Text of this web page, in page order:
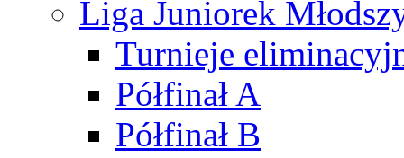
Liga Juniorek
Turnieje
Półfinał A
Półfinał B